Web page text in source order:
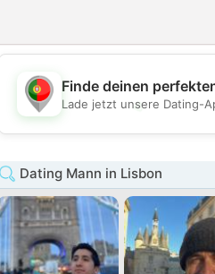
Finde deinen
Lade jetzt unsere Dating-
Dating Mann in Lisbon